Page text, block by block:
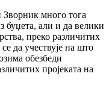
много тога
буџета, али и да велики
преко различитих
да учествује на што
обезбеди
пројеката на